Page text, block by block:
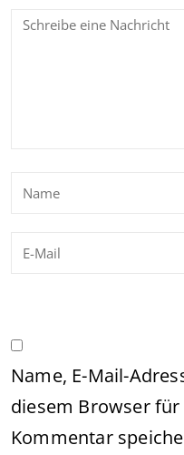
Name, E-Mail-
diesem Browser
Kommentar